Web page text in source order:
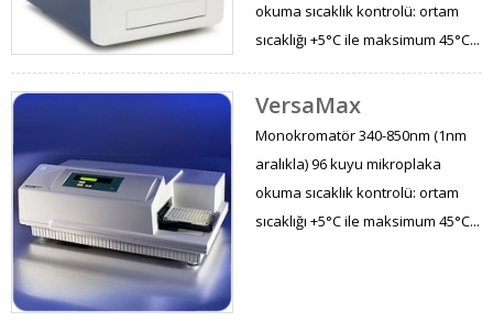
okuma sıcaklık kontrolü: ortam
sıcaklığı +5°C ile maksimum 45°C...
VersaMax
Monokromatör 340-850nm (1nm
aralıkla) 96 kuyu mikroplaka
okuma sıcaklık kontrolü: ortam
sıcaklığı +5°C ile maksimum 45°C...